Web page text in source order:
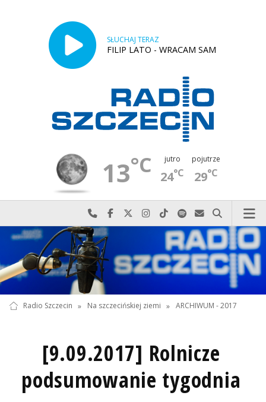
SŁUCHAJ TERAZ
FILIP LATO - WRACAM SAM
13°C jutro
24°C
pojutrze
29°C
Najlepiej po prostu do nas zadzwoń
Odwiedź nas na Facebook-u
Odwiedź nas na X
Odwiedź nas na Instagram-ie
Odwiedź nas na TikTok-u
Szukaj nas na Spotify
Wyślij do nas
Szukaj
Radio Szczecin » Na szczecińskiej ziemi » ARCHIWUM - 2017
[9.09.2017] Rolnicze
podsumowanie tygodnia